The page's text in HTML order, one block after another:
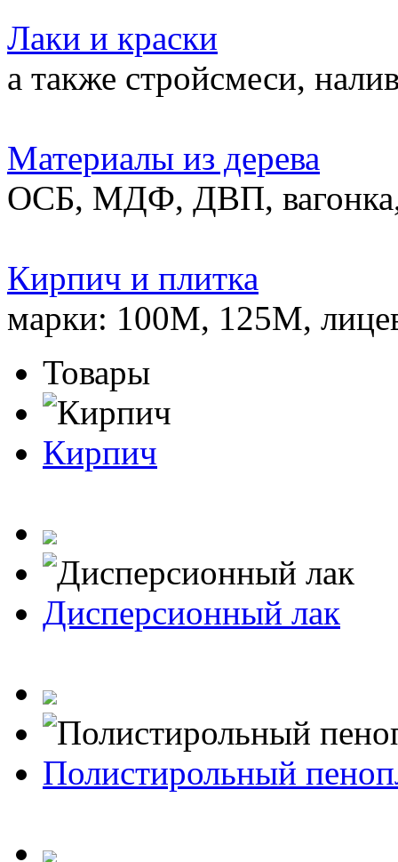
Лаки и краски
а также стройсмеси,
Материалы из дерева
ОСБ, МДФ, ДВП,
Кирпич и плитка
марки: 100М, 125М,
Товары
Кирпич
Дисперсионный лак
Полистирольный